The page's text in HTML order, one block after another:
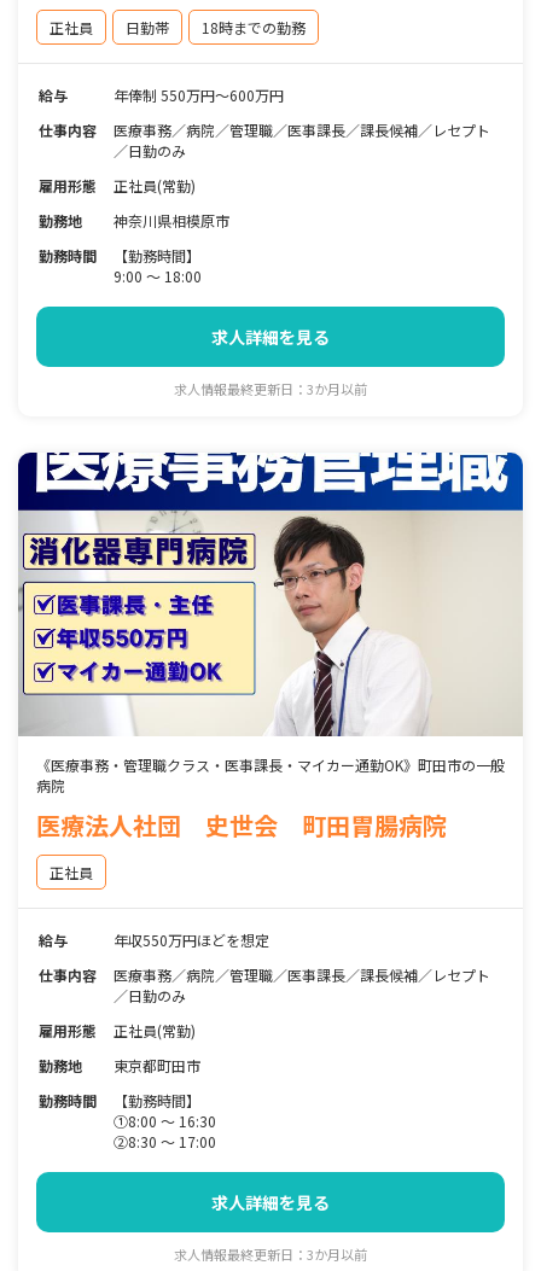
正社員 日勤帯 18時までの勤務
給与
年俸制 550万円～600万円
仕事内容
医療事務／病院／管理職／医事課長／課長候補／レセプト
／日勤のみ
雇用形態
正社員(常勤)
勤務地
神奈川県相模原市
勤務時間
【勤務時間】
9:00 ～ 18:00
求人詳細を見る
求人情報最終更新日：3か月以前
《医療事務・管理職クラス・医事課長・マイカー通勤OK》町田市の一般
病院
医療法人社団 史世会 町田胃腸病院
正社員
給与
年収550万円ほどを想定
仕事内容
医療事務／病院／管理職／医事課長／課長候補／レセプト
／日勤のみ
雇用形態
正社員(常勤)
勤務地
東京都町田市
勤務時間
【勤務時間】
①8:00 ～ 16:30
②8:30 ～ 17:00
求人詳細を見る
求人情報最終更新日：3か月以前